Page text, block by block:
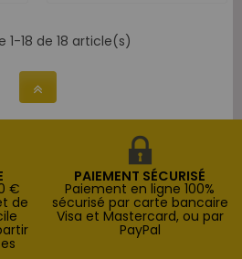
1-18 de 18 article(s)
€
de
PAIEMENT SÉCURISÉ
Paiement en ligne 100%
sécurisé par carte bancaire
Visa et Mastercard, ou par
PayPal